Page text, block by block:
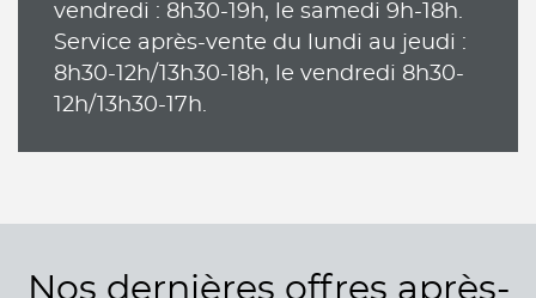
vendredi : 8h30-19h, le samedi 9h-18h.
Service après-vente du lundi au jeudi :
8h30-12h/13h30-18h, le vendredi 8h30-
12h/13h30-17h.
Nos dernières offres après-